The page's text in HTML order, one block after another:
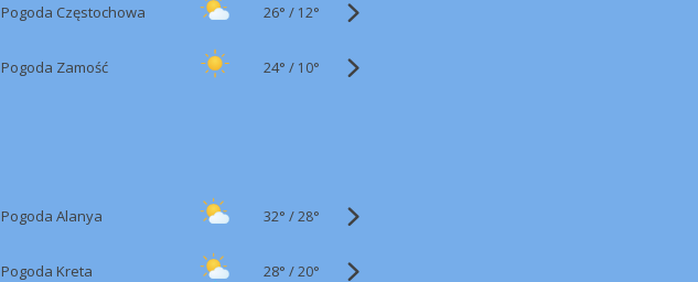
Pogoda Częstochowa 26° / 12°
Pogoda Zamość 24° / 10°
Pogoda Alanya 32° /28°
Pogoda Kreta 28° /20°